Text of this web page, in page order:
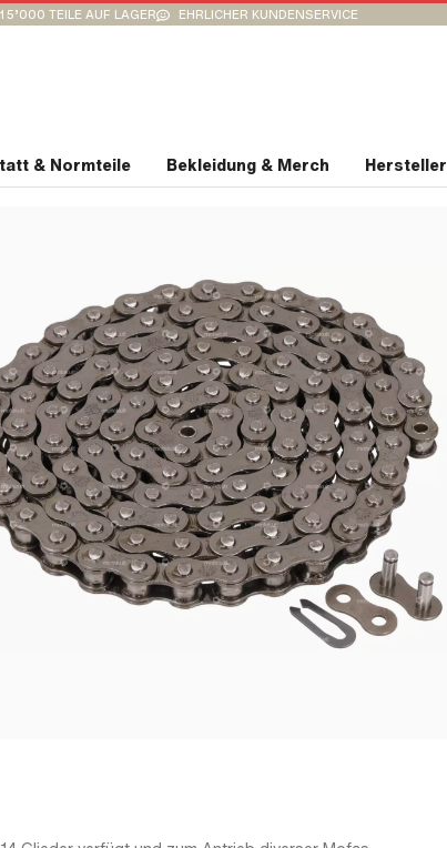
TEILE AUF LAGER EHRLICHER KUNDENSERVICE
& Normteile Bekleidung & Merch Hersteller